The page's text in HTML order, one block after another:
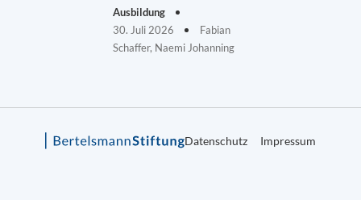
Ausbildung
30. Juli 2026
Fabian
Schaffer, Naemi Johanning
Datenschutz Impressum